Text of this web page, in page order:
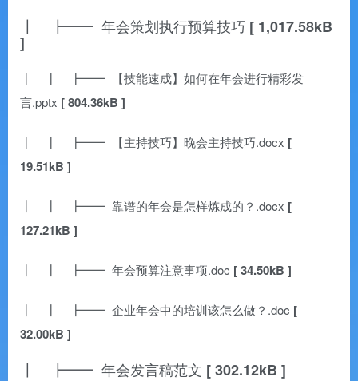
┃ ┣━━ 年会策划执行预算技巧 [ 1,017.58kB
]
┃ ┃ ┣━━ 【技能速成】如何在年会进行精彩发
言.pptx [ 804.36kB ]
┃ ┃ ┣━━ 【主持技巧】晚会主持技巧.docx [
19.51kB ]
┃ ┃ ┣━━ 靠谱的年会是怎样炼成的？.docx [
127.21kB ]
┃ ┃ ┣━━ 年会预算注意事项.doc [ 34.50kB ]
┃ ┃ ┣━━ 企业年会中的培训该怎么做？.doc [
32.00kB ]
┃ ┣━━ 年会发言稿范文 [ 302.12kB ]